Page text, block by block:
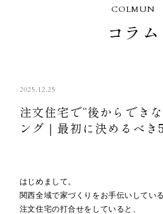
COLMUN
コラム
2025.12.25
注文住宅で“後からでき
ング｜最初に決めるべき
はじめまして。
関西全域で家づくりをお手伝いしてい
注文住宅の打合せをしていると、